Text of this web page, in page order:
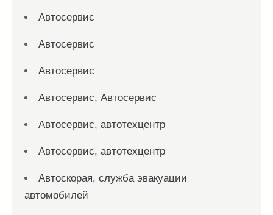
Автосервис
Автосервис
Автосервис
Автосервис, Автосервис
Автосервис, автотехцентр
Автосервис, автотехцентр
Автоскорая, служба эвакуации
автомобилей